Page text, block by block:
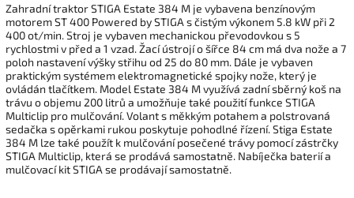
Zahradní traktor STIGA Estate 384 M je vybavena benzínovým
motorem ST 400 Powered by STIGA s čistým výkonem 5.8 kW při 2
400 ot/min. Stroj je vybaven mechanickou převodovkou s 5
rychlostmi v před a 1 vzad. Žací ústrojí o šířce 84 cm má dva nože a 7
poloh nastavení výšky střihu od 25 do 80 mm. Dále je vybaven
praktickým systémem elektromagnetické spojky nože, který je
ovládán tlačítkem. Model Estate 384 M využívá zadní sběrný koš na
trávu o objemu 200 litrů a umožňuje také použití funkce STIGA
Multiclip pro mulčování. Volant s měkkým potahem a polstrovaná
sedačka s opěrkami rukou poskytuje pohodlné řízení. Stiga Estate
384 M lze také použít k mulčování posečené trávy pomocí zástrčky
STIGA Multiclip, která se prodává samostatně. Nabíječka baterií a
mulčovací kit STIGA se prodávají samostatně.